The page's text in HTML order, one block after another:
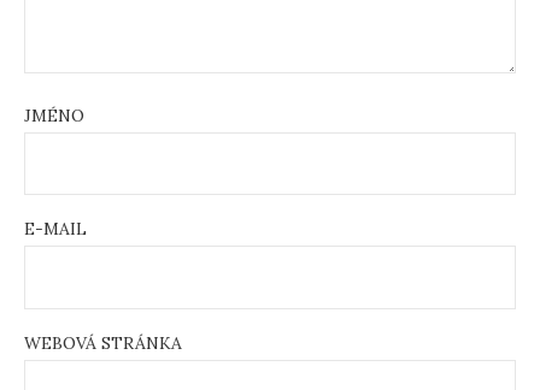
JMÉNO
E-MAIL
WEBOVÁ STRÁNKA